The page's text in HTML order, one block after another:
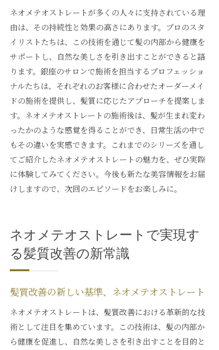
ネオメテオストレートが多くの人々に支持されている理
由は、その持続性と効果の高さにあります。プロのスタ
イリストたちは、この技術を通じて髪の内部から健康を
サポートし、自然な美しさを引き出すことができると語
ります。銀座のサロンで施術を担当するプロフェッショ
ナルたちは、それぞれのお客様に合わせたオーダーメイ
ドの施術を提供し、髪質に応じたアプローチを提案しま
す。ネオメテオストレートの施術後は、髪が生まれ変わ
ったかのような感覚を得ることができ、日常生活の中で
もその違いを実感できます。これまでのシリーズを通し
てご紹介したネオメテオストレートの魅力を、ぜひ実際
に体験してみてください。今後も新たな美容情報をお届
けしますので、次回のエピソードをお楽しみに。
ネオメテオストレートで実現す
る髪質改善の新常識
髪質改善の新しい基準、ネオメテオストレート
ネオメテオストレートは、髪質改善における革新的な技
術として注目を集めています。この技術は、髪の内部か
ら健康を促進し、自然な美しさを引き出すことを目的と